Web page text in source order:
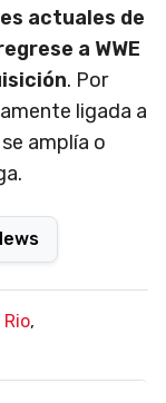
actuales de
a WWE
. Por
ligada a
amplía o
,